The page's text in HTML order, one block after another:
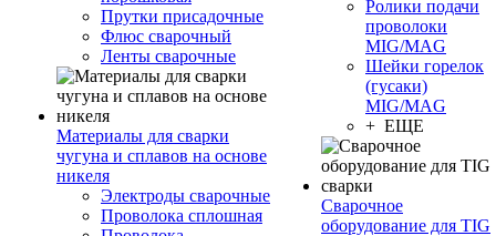
Прутки присадочные
Флюс сварочный
Ленты сварочные
Материалы для сварки
чугуна и сплавов на основе
никеля
Электроды сварочные
Проволока сплошная
Ролики подачи
проволоки
MIG/MAG
Шейки горелок
(гусаки)
MIG/MAG
+ ЕЩЕ
Сварочное
оборудование для TIG